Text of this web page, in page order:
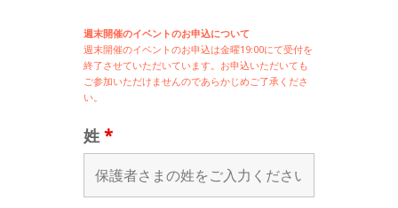
週末開催のイベントのお申込について
週末開催のイベントのお申込は金曜19:00にて受付を
終了させていただいています。お申込いただいても
ご参加いただけませんのであらかじめご了承くださ
い。
姓 *